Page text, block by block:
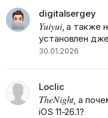
digitalsergey
Yuiyui, а также
установлен
30.01.2026
Loclic
TheNight, а
iOS 11-26.1?